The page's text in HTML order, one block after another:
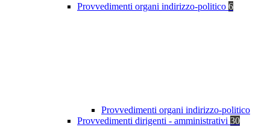
Provvedimenti organi indirizzo-politico 6
Provvedimenti organi indirizzo-politico
Provvedimenti dirigenti - amministrativi 30